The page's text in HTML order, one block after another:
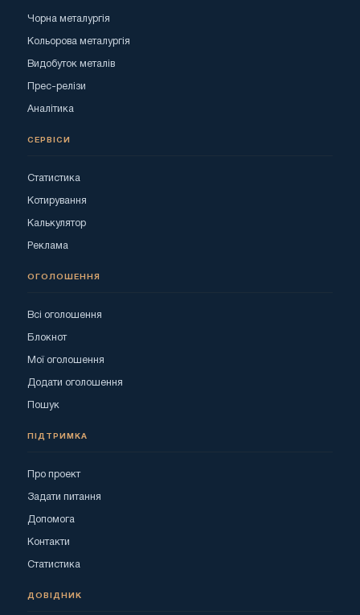
Чорна металургія
Кольорова металургія
Видобуток металів
Прес-релізи
Аналітика
СЕРВІСИ
Статистика
Котирування
Калькулятор
Реклама
ОГОЛОШЕННЯ
Всі оголошення
Блокнот
Мої оголошення
Додати оголошення
Пошук
ПІДТРИМКА
Про проект
Задати питання
Допомога
Контакти
Статистика
ДОВІДНИК